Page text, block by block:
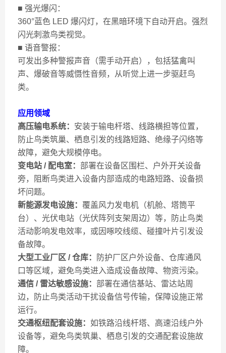
■ 强光爆闪：
360°蓝色 LED 爆闪灯，在黑暗环境下自动开启。强烈
闪光刺激鸟类视觉。
■ 语音警报：
可发出多种警报声音（需手动开启），包括猛禽叫
声、爆破音等威慑性音频，从听觉上进一步驱赶鸟
类。
应用领域
高压输电系统： 安装于输电杆塔、线路横担等位置，
防止鸟类筑巢、栖息引发的线路短路、绝缘子闪络等
故障，避免大规模停电。
变电站 / 配电室： 部署在设备区围栏、户外开关设备
旁，阻断鸟类进入设备内部造成的电路短路、设备损
坏问题。
新能源发电设施： 覆盖风力发电机（机舱、塔筒平
台）、光伏电站（光伏阵列支架周边）等，防止鸟类
活动影响发电效率，或因啄咬线缆、碰撞叶片引发设
备故障。
大型工业厂区 / 仓库：
防护厂区户外设备、仓库通风
口等区域，避免鸟类进入造成设备故障、物资污染。
通信 / 雷达敏感设施： 部署在通信基站、雷达站周
边，防止鸟类活动干扰设备信号传输，保障设施正常
运行。
交通枢纽配套设施： 如铁路沿线杆塔、高速沿线户外
设备等，避免鸟类筑巢、栖息引发的交通配套设施故
障。